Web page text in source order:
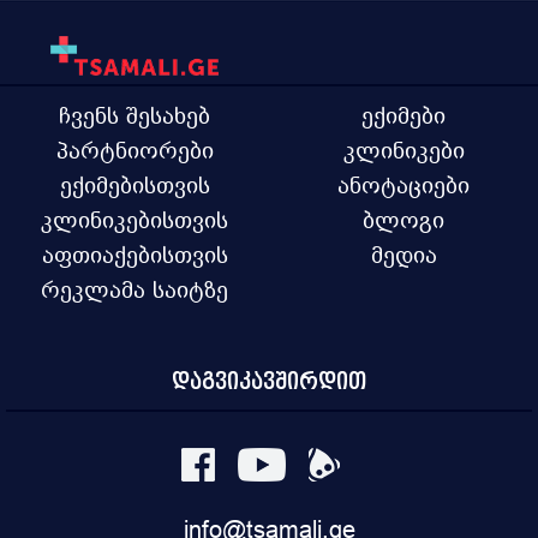
ჩვენს შესახებ
პარტნიორები
ექიმებისთვის
კლინიკებისთვის
აფთიაქებისთვის
რეკლამა საიტზე
ექიმები
კლინიკები
ანოტაციები
ბლოგი
მედია
დაგვიკავშირდით
info@tsamali.ge